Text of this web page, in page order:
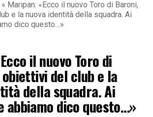
» Maripan: «Ecco il nuovo Toro di Baroni,
e la nuova identità della squadra. Ai
dico questo…»
il nuovo Toro di
del club e la
della squadra. Ai
abbiamo dico questo…»